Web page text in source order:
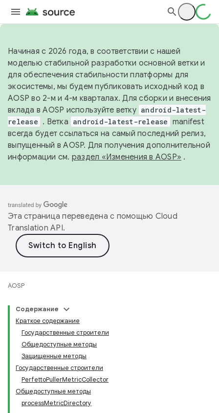
Начиная с 2026 года, в соответствии с нашей
моделью стабильной разработки основной ветки и
для обеспечения стабильности платформы для
экосистемы, мы будем публиковать исходный код в
AOSP во 2-м и 4-м кварталах. Для сборки и внесения
вклада в AOSP используйте ветку android-latest-
release . Ветка android-latest-release manifest
всегда будет ссылаться на самый последний релиз,
выпущенный в AOSP. Для получения дополнительной
информации см. раздел «Изменения в AOSP» .
Эта страница переведена с помощью Cloud
Translation API.
AOSP
Содержание
Краткое содержание
Государственные строители
Общедоступные методы
Защищенные методы
Государственные строители
PerfettoPullerMetricCollector
Общедоступные методы
processMetricDirectory